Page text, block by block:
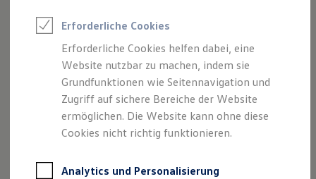
Elektroauto Leasing
Kleinwagen-Leasing
Leasing ohne Anzahlung
Finanzierung
Autokredit mit Schlussrate
Versicherungen und Garantien
Kfz-Versicherung
Restschuldversicherungen
Garantien
Professional Class bei Volkswagen
Impressum
Datenschutzerklärung
Impressum
In der Laach 76
Erforderliche Cookies
Erforderliche Cookies helfen dabei, eine
Website nutzbar zu machen, indem sie
Grundfunktionen wie Seitennavigation und
Zugriff auf sichere Bereiche der Website
ermöglichen. Die Website kann ohne diese
Cookies nicht richtig funktionieren.
Analytics und Personalisierung